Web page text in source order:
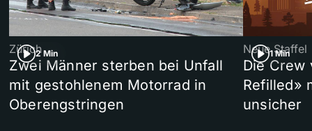
2 Min
Zürich
Zwei Männer sterben bei Unfall
mit gestohlenem Motorrad in
Oberengstringen
1 Min
Neue Staffel
Die Crew
Refilled»
unsicher